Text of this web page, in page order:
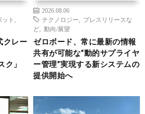
ット
クレー
」
2026.08.06
テクノロジー
プレスリリースな
ど
動向/展望
ゼロボード、常に最新の情報
共有が可能な“動的サプライヤ
ー管理”実現する新システムの
提供開始へ